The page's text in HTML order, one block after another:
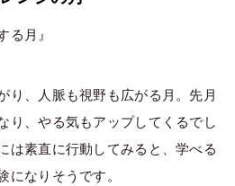
る月』
り、人脈も視野も広がる月。先月
り、やる気もアップしてくるでし
は素直に行動してみると、学べる
になりそうです。